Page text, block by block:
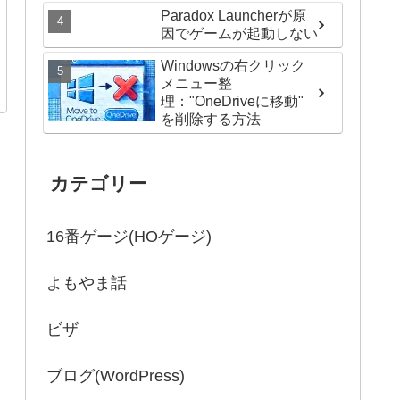
Paradox Launcherが原
因でゲームが起動しない
Windowsの右クリック
メニュー整
理："OneDriveに移動"
を削除する方法
カテゴリー
16番ゲージ(HOゲージ)
よもやま話
ビザ
ブログ(WordPress)